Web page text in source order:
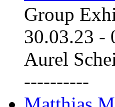
Group
30.03.23 -
Aurel
----------